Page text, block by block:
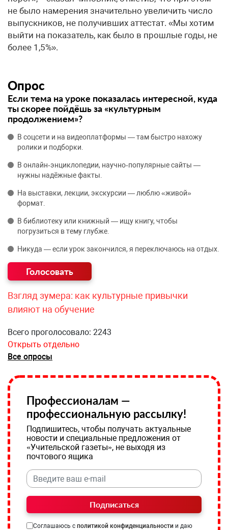
не было намерения значительно увеличить число
выпускников, не получивших аттестат. «Мы хотим
выйти на показатель, как было в прошлые годы, не
более 1,5%».
Опрос
Если тема на уроке показалась интересной, куда
ты скорее пойдёшь за «культурным
продолжением»?
В соцсети и на видеоплатформы — там быстро нахожу
ролики и подборки.
В онлайн‑энциклопедии, научно‑популярные сайты —
нужны надёжные факты.
На выставки, лекции, экскурсии — люблю «живой»
формат.
В библиотеку или книжный — ищу книгу, чтобы
погрузиться в тему глубже.
Никуда — если урок закончился, я переключаюсь на отдых.
Взгляд зумера: как культурные привычки
влияют на обучение
Всего проголосовало: 2243
Открыть отдельно
Все опросы
Профессионалам —
профессиональную рассылку!
Подпишитесь, чтобы получать актуальные
новости и специальные предложения от
«Учительской газеты», не выходя из
почтового ящика
Подписаться
Соглашаюсь с политикой конфиденциальности и даю